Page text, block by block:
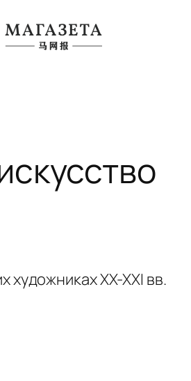
художниках XX-XXI вв.